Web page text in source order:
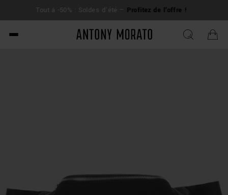
Tout à -50% : Soldes d'été –Profitez de l'offre !
Antony Morato - Official